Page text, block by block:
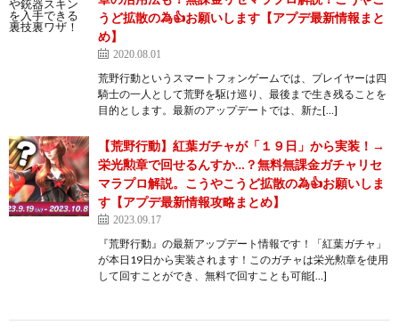
うど拡散の為👍お願いします【アプデ最新情報まと
め】
2020.08.01
荒野行動というスマートフォンゲームでは、プレイヤーは四
騎士の一人として荒野を駆け巡り、最後まで生き残ることを
目的とします。最新のアップデートでは、新た[…]
【荒野行動】紅葉ガチャが「１９日」から実装！→
栄光勲章で回せるんすか…？無料無課金ガチャリセ
マラプロ解説。こうやこうど拡散の為👍お願いしま
す【アプデ最新情報攻略まとめ】
2023.09.17
『荒野行動』の最新アップデート情報です！「紅葉ガチャ」
が本日19日から実装されます！このガチャは栄光勲章を使用
して回すことができ、無料で回すことも可能[…]